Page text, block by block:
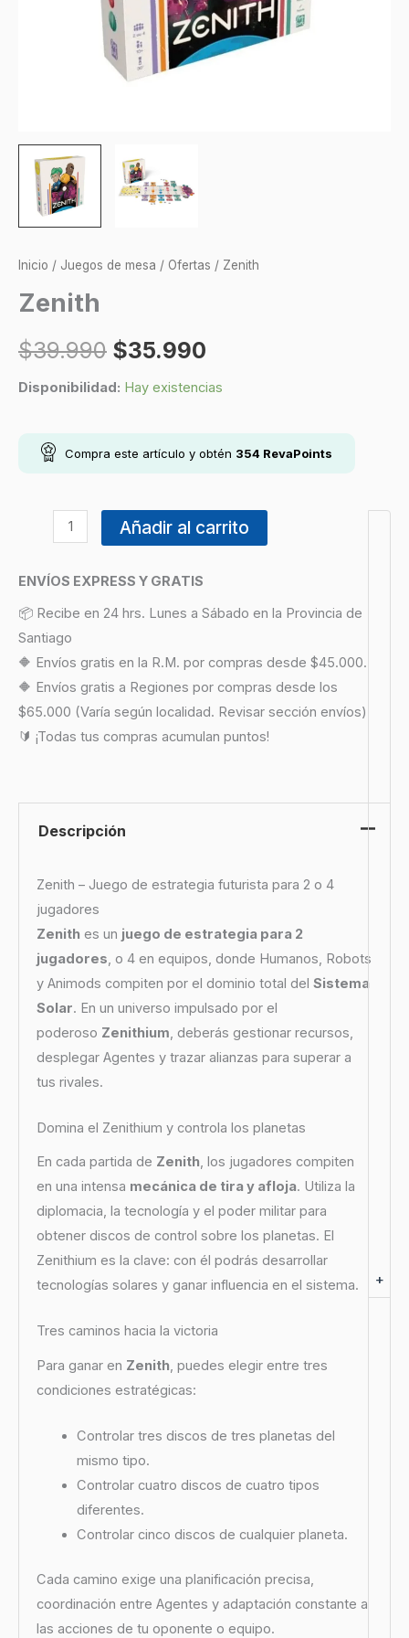
Inicio / Juegos de mesa / Ofertas / Zenith
Zenith
$39.990 $35.990
Disponibilidad: Hay existencias
Compra este artículo y obtén 354 RevaPoints
+
Añadir al carrito
ENVÍOS EXPRESS Y GRATIS
📦 Recibe en 24 hrs. Lunes a Sábado en la Provincia de
Santiago
🔶 Envíos gratis en la R.M. por compras desde $45.000.
🔶 Envíos gratis a Regiones por compras desde los
$65.000 (Varía según localidad. Revisar sección envíos)
🔰 ¡Todas tus compras acumulan puntos!
Descripción
Zenith – Juego de estrategia futurista para 2 o 4
jugadores
Zenith es un juego de estrategia para 2
jugadores , o 4 en equipos, donde Humanos, Robots
y Animods compiten por el dominio total del Sistema
Solar. En un universo impulsado por el
poderoso Zenithium , deberás gestionar recursos,
desplegar Agentes y trazar alianzas para superar a
tus rivales.
Domina el Zenithium y controla los planetas
En cada partida de Zenith, los jugadores compiten
en una intensa mecánica de tira y afloja. Utiliza la
diplomacia, la tecnología y el poder militar para
obtener discos de control sobre los planetas. El
Zenithium es la clave: con él podrás desarrollar
tecnologías solares y ganar influencia en el sistema.
Tres caminos hacia la victoria
Para ganar en Zenith, puedes elegir entre tres
condiciones estratégicas:
Controlar tres discos de tres planetas del
mismo tipo.
Controlar cuatro discos de cuatro tipos
diferentes.
Controlar cinco discos de cualquier planeta.
Cada camino exige una planificación precisa,
coordinación entre Agentes y adaptación constante a
las acciones de tu oponente o equipo.